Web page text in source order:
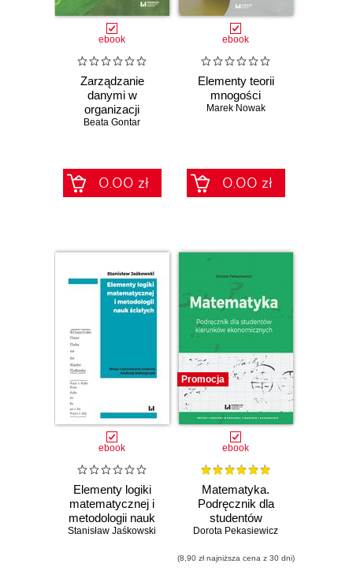
ebook
Zarządzanie
danymi w
organizacji
Beata Gontar
0.00 zł
ebook
Elementy teorii
mnogości
Marek Nowak
0.00 zł
ebook
Elementy logiki
matematycznej i
metodologii nauk
ścisłych (skrypt z
Stanisław Jaśkowski
Promocja
ebook
Matematyka.
Podręcznik dla
studentów
kierunków
Dorota Pekasiewicz
(8,90 zł najniższa cena z 30 dni)